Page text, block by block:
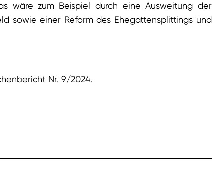
wäre zum Beispiel durch eine Ausweitung der
sowie einer Reform des Ehegattensplittings und
Nr. 9/2024.